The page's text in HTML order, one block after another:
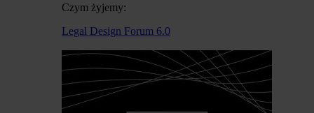
Czym żyjemy:
Legal Design Forum 6.0